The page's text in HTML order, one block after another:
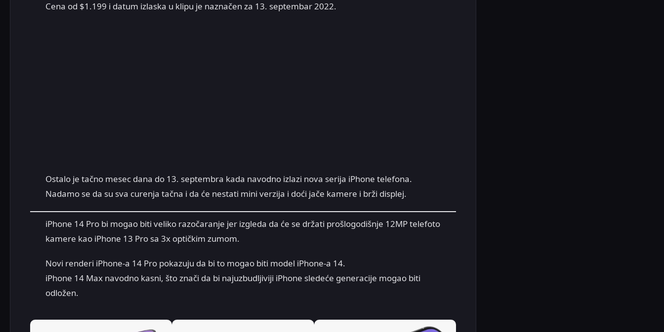
Cena od $1.199 i datum izlaska u klipu je naznačen za 13. septembar 2022.
Ostalo je tačno mesec dana do 13. septembra kada navodno izlazi nova serija iPhone telefona.
Nadamo se da su sva curenja tačna i da će nestati mini verzija i doći jače kamere i brži displej.
iPhone 14 Pro bi mogao biti veliko razočaranje jer izgleda da će se držati prošlogodišnje 12MP telefoto
kamere kao iPhone 13 Pro sa 3x optičkim zumom.
Novi renderi iPhone-a 14 Pro pokazuju da bi to mogao biti model iPhone-a 14.
iPhone 14 Max navodno kasni, što znači da bi najuzbudljiviji iPhone sledeće generacije mogao biti
odložen.